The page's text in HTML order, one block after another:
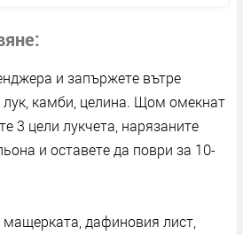
и запържете вътре
лук, камби, целина. Щом омекнат
3 цели лукчета, нарязаните
и оставете да поври за 10-
мащерката, дафиновия лист,